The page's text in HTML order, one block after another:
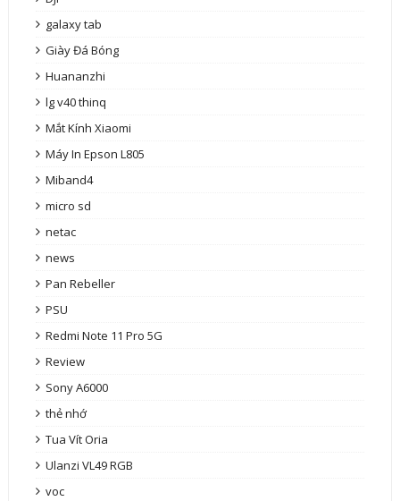
galaxy tab
Giày Đá Bóng
Huananzhi
lg v40 thinq
Mắt Kính Xiaomi
Máy In Epson L805
Miband4
micro sd
netac
news
Pan Rebeller
PSU
Redmi Note 11 Pro 5G
Review
Sony A6000
thẻ nhớ
Tua Vít Oria
Ulanzi VL49 RGB
voc